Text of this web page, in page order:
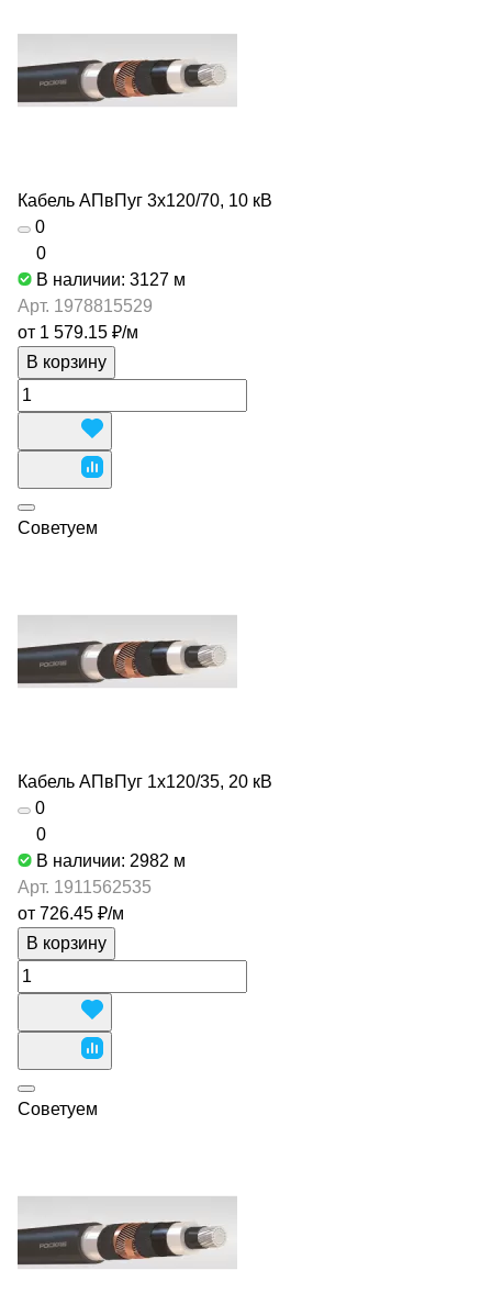
Кабель АПвПуг 3х120/70, 10 кВ
0
0
В наличии: 3127 м
Арт. 1978815529
от 1 579.15 ₽/м
В корзину
Советуем
Кабель АПвПуг 1х120/35, 20 кВ
0
0
В наличии: 2982 м
Арт. 1911562535
от 726.45 ₽/м
В корзину
Советуем